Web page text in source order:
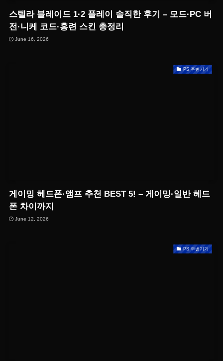
스텔라 블레이드 1·2 플레이 솔직한 후기 – 모드·PC 버
전·니케 코드·홍련 스킨 총정리
June 16, 2026
PS 주변기기
게이밍 헤드폰·앰프 추천 BEST 5! – 게이밍·일반 헤드
폰 차이까지
June 12, 2026
PS 주변기기